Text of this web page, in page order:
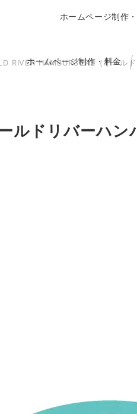
ホームページ制作・料金
ホームページ制作
RIVER HAMBURGERS（オール
ルドリバーハ